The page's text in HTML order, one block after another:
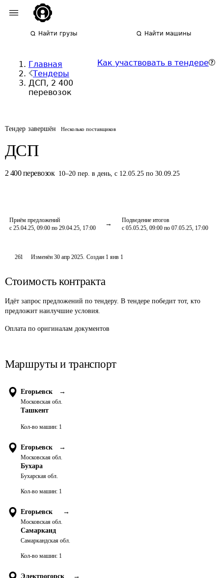
Найти грузы Найти машины
Главная
Тендеры
ДСП, 2 400
перевозок
Как участвовать в тендере
Тендер завершён Несколько поставщиков
ДСП
2 400 перевозок 10–20 пер. в день,с 12.05.25 по 30.09.25
Приём предложений
с 25.04.25, 09:00 по 29.04.25, 17:00
Подведение итогов
с 05.05.25, 09:00 по 07.05.25, 17:00
261 Изменён30 апр 2025. Создан 1 янв 1
Стоимость контракта
Идёт запрос предложений по тендеру. В тендере победит тот, кто
предложит наилучшие условия.
Оплата по оригиналам документов
Маршруты и транспорт
Егорьевск →
Московская обл.
Ташкент
Кол-во машин: 1
Егорьевск →
Московская обл.
Бухара
Бухарская обл.
Кол-во машин: 1
Егорьевск →
Московская обл.
Самарканд
Самаркандская обл.
Кол-во машин: 1
Электрогорск →